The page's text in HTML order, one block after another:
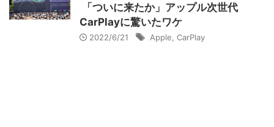
「ついに来たか」アップル次世代
CarPlayに驚いたワケ
2022/6/21 Apple CarPlay